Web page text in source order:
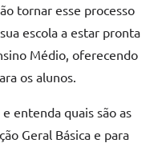
tornar esse processo
escola a estar pronta
Médio, oferecendo
os alunos.
entenda quais são as
Geral Básica e para